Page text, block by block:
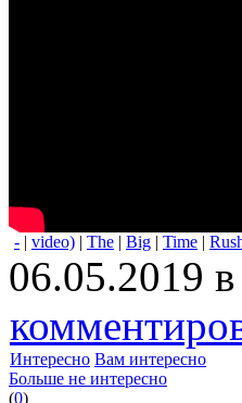
- | video) | The | Big | Time |
06.05.2019
Интересно Вам интересно
Больше не интересно
(0)